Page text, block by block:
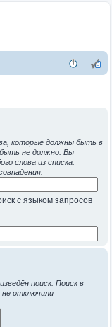
которые должны быть в
не должно. Вы
слова из списка.
с языком запросов
поиск. Поиск в
отключили